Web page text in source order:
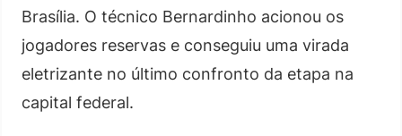
Brasília. O técnico Bernardinho acionou os
jogadores reservas e conseguiu uma virada
eletrizante no último confronto da etapa na
capital federal.